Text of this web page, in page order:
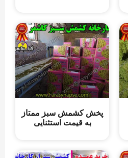
پخش کشمش سبز ممتاز
به قیمت استثنایی